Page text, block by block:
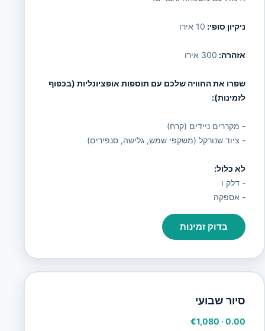
ניקיון סופי: 10 אירו
אזהרה: 300 אירו
שפרו את החוויה שלכם עם תוספות אופציונליות (בכפוף
לזמינות):
- מקררים ניידים (קרח)
- ציוד שנורקל (משקפי שמש, גלישה, סנפירים)
לא כלול:
- דלק ו
- אספקה
בדוק זמינות
סיור שבועי
0.00
·
€1,080